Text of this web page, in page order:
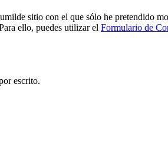
sitio con el que sólo he pretendido
ello, puedes utilizar el Formulario de
escrito.